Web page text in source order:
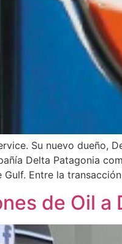
Su nuevo dueño,
Delta Patagonia
Gulf. Entre la
de Oil a